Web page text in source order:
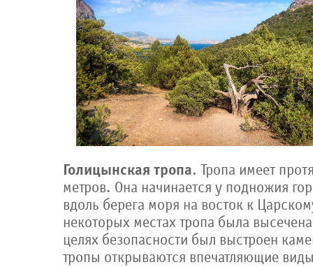
Голицынская тропа. Тропа имеет
метров. Она начинается у подножия
вдоль берега моря на восток к
некоторых местах тропа была
целях безопасности был выстроен
тропы открываются впечатляющие